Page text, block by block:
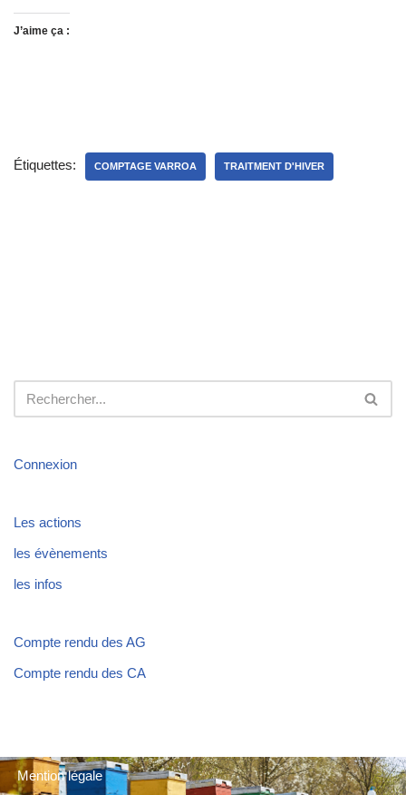
J’aime ça :
Étiquettes: COMPTAGE VARROA TRAITMENT D'HIVER
Connexion
Les actions
les évènements
les infos
Compte rendu des AG
Compte rendu des CA
Mention légale